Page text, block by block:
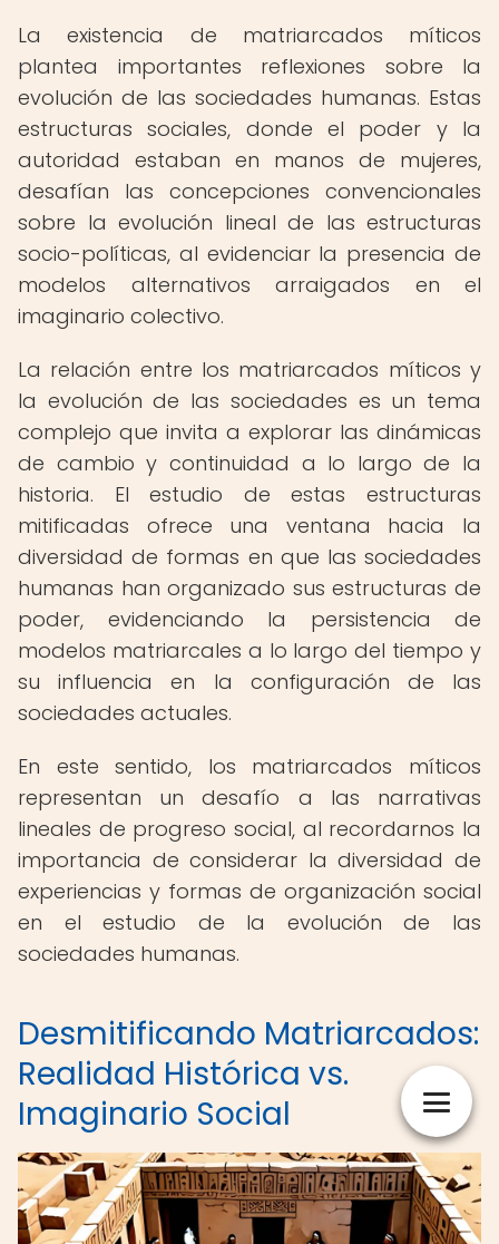
La existencia de matriarcados míticos
plantea importantes reflexiones sobre la
evolución de las sociedades humanas. Estas
estructuras sociales, donde el poder y la
autoridad estaban en manos de mujeres,
desafían las concepciones convencionales
sobre la evolución lineal de las estructuras
socio-políticas, al evidenciar la presencia de
modelos alternativos arraigados en el
imaginario colectivo.
La relación entre los matriarcados míticos y
la evolución de las sociedades es un tema
complejo que invita a explorar las dinámicas
de cambio y continuidad a lo largo de la
historia. El estudio de estas estructuras
mitificadas ofrece una ventana hacia la
diversidad de formas en que las sociedades
humanas han organizado sus estructuras de
poder, evidenciando la persistencia de
modelos matriarcales a lo largo del tiempo y
su influencia en la configuración de las
sociedades actuales.
En este sentido, los matriarcados míticos
representan un desafío a las narrativas
lineales de progreso social, al recordarnos la
importancia de considerar la diversidad de
experiencias y formas de organización social
en el estudio de la evolución de las
sociedades humanas.
Desmitificando Matriarcados:
Realidad Histórica vs.
Imaginario Social